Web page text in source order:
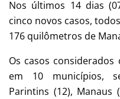
Nos últimos 14 dias
cinco novos casos,
176 quilômetros de
Os casos
em 10 municípios,
Parintins (12), Manaus